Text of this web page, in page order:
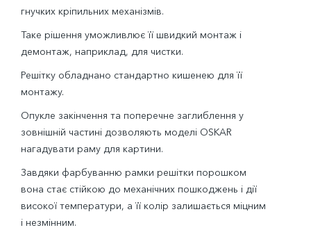
гнучких кріпильних механізмів.
Таке рішення уможливлює її швидкий монтаж і
демонтаж, наприклад, для чистки.
Решітку обладнано стандартно кишенею для її
монтажу.
Опукле закінчення та поперечне заглиблення у
зовнішній частині дозволяють моделі OSKAR
нагадувати раму для картини.
Завдяки фарбуванню рамки решітки порошком
вона стає стійкою до механічних пошкоджень і дії
високої температури, а її колір залишається міцним
і незмінним.